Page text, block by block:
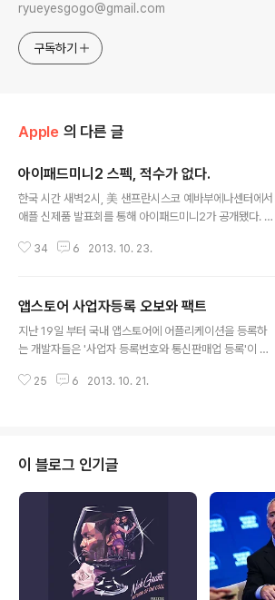
ryueyesgogo@gmail.com
구독하기
Apple 의 다른 글
아이패드미니2 스펙, 적수가 없다.
한국 시간 새벽2시, 美 샌프란시스코 예바부에나센터에서
애플 신제품 발표회를 통해 아이패드미니2가 공개됐다. 결
서 예상했던 사항과 크게 차이가 없으며(참고) 아쉽게도 지
디스플레이(디스플레이 수급 문제, 가격 문제)는 역시 아니
었다. 전작인 아이패드미니1과 같은 7.9인치 크기의 레티
나 디스플레이(2048x1536, 326ppi)를 탑재했다. 아이
때, 아이패드미니2가 더 선명한 화질이고, 넥서스7 2013
34 6 2013. 10. 23.
앱스토어 사업자등록 오보와 팩트
지난 19일 부터 국내 앱스토어에 어플리케이션을 등록하
는 개발자들은 '사업자 등록번호와 통신판매업 등록'이 요
토어의 개발자들은 주민등록번호 혹은 사업자 등록번호 중
통해서 크게 이슈화 됐는데 오보로 인한 헤프닝으로 확인
됐다. 기사를 앉아서 발로 쓰시는 우리 IT기자님들 덕분에
시쳇말로 여럿 낚인 상태다. false and fact 먼저 논란이
커진 이유를 살펴보자면 일부 언론에서 네티즌들의 분노를
폭발시킬만한 정황을 오보와 함께 제시했기 때문이다. - 2
010년 6월에는 기획재정부가 ..
25 6 2013. 10. 21.
이 블로그 인기글